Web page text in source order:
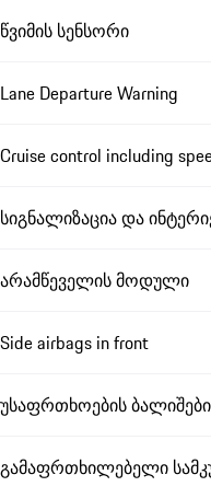
წვიმის სენსორი
Lane Departure Warning
Cruise control including
სიგნალიზაცია და
არამწეველის მოდული
Side airbags in front
უსაფრთხოების ბალიშები
გამაფრთხილებელი